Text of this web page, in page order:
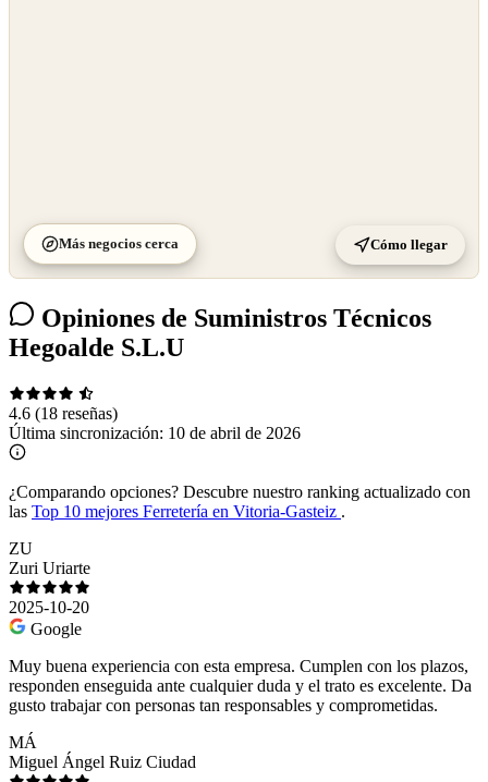
Más negocios cerca Cómo llegar
Opiniones de Suministros Técnicos
Hegoalde S.L.U
4.6 (18 reseñas)
Última sincronización: 10 de abril de 2026
¿Comparando opciones? Descubre nuestro ranking actualizado con
las Top 10 mejores Ferretería en Vitoria-Gasteiz .
ZU
Zuri Uriarte
2025-10-20
Google
Muy buena experiencia con esta empresa. Cumplen con los plazos,
responden enseguida ante cualquier duda y el trato es excelente. Da
gusto trabajar con personas tan responsables y comprometidas.
MÁ
Miguel Ángel Ruiz Ciudad